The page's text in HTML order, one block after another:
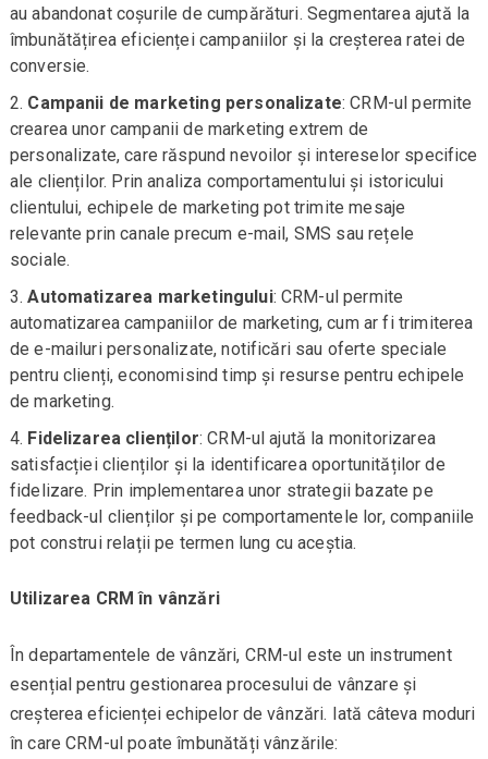
au abandonat coșurile de cumpărături. Segmentarea ajută la
îmbunătățirea eficienței campaniilor și la creșterea ratei de
conversie.
Campanii de marketing personalizate: CRM-ul permite
crearea unor campanii de marketing extrem de
personalizate, care răspund nevoilor și intereselor specifice
ale clienților. Prin analiza comportamentului și istoricului
clientului, echipele de marketing pot trimite mesaje
relevante prin canale precum e-mail, SMS sau rețele
sociale.
Automatizarea marketingului: CRM-ul permite
automatizarea campaniilor de marketing, cum ar fi trimiterea
de e-mailuri personalizate, notificări sau oferte speciale
pentru clienți, economisind timp și resurse pentru echipele
de marketing.
Fidelizarea clienților: CRM-ul ajută la monitorizarea
satisfacției clienților și la identificarea oportunităților de
fidelizare. Prin implementarea unor strategii bazate pe
feedback-ul clienților și pe comportamentele lor, companiile
pot construi relații pe termen lung cu aceștia.
Utilizarea CRM în vânzări
În departamentele de vânzări, CRM-ul este un instrument
esențial pentru gestionarea procesului de vânzare și
creșterea eficienței echipelor de vânzări. Iată câteva moduri
în care CRM-ul poate îmbunătăți vânzările: